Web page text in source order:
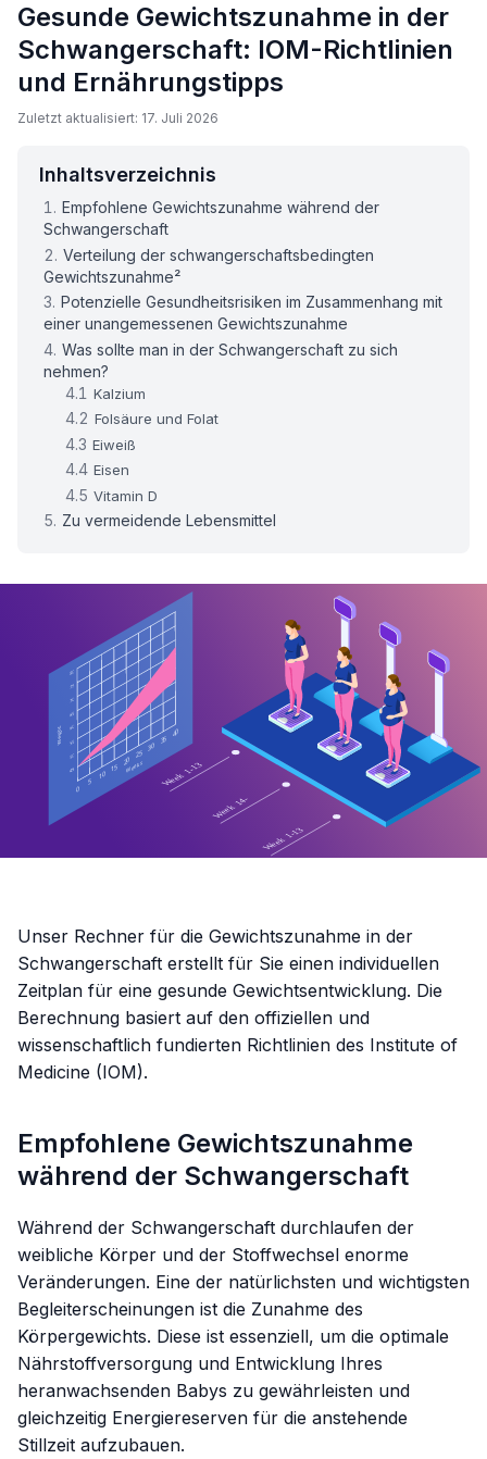
Gesunde Gewichtszunahme in der
Schwangerschaft: IOM-Richtlinien
und Ernährungstipps
Zuletzt aktualisiert: 17. Juli 2026
Inhaltsverzeichnis
Empfohlene Gewichtszunahme während der
Schwangerschaft
Verteilung der schwangerschaftsbedingten
Gewichtszunahme²
Potenzielle Gesundheitsrisiken im Zusammenhang mit
einer unangemessenen Gewichtszunahme
Was sollte man in der Schwangerschaft zu sich
nehmen?
Kalzium
Folsäure und Folat
Eiweiß
Eisen
Vitamin D
Zu vermeidende Lebensmittel
Unser Rechner für die Gewichtszunahme in der
Schwangerschaft erstellt für Sie einen individuellen
Zeitplan für eine gesunde Gewichtsentwicklung. Die
Berechnung basiert auf den offiziellen und
wissenschaftlich fundierten Richtlinien des Institute of
Medicine (IOM).
Empfohlene Gewichtszunahme
während der Schwangerschaft
Während der Schwangerschaft durchlaufen der
weibliche Körper und der Stoffwechsel enorme
Veränderungen. Eine der natürlichsten und wichtigsten
Begleiterscheinungen ist die Zunahme des
Körpergewichts. Diese ist essenziell, um die optimale
Nährstoffversorgung und Entwicklung Ihres
heranwachsenden Babys zu gewährleisten und
gleichzeitig Energiereserven für die anstehende
Stillzeit aufzubauen.